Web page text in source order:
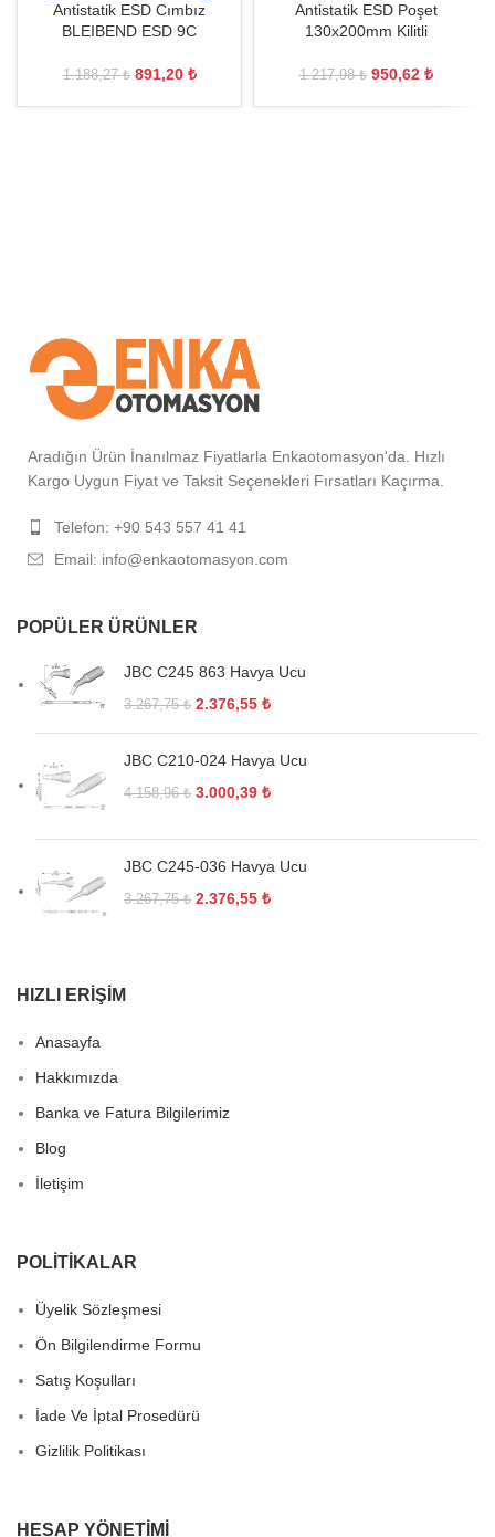
Antistatik ESD Cımbız
BLEIBEND ESD 9C
1.188,27₺ 891,20 ₺
Antistatik ESD Poşet
130x200mm Kilitli
1.217,98₺ 950,62 ₺
Aradığın Ürün İnanılmaz Fiyatlarla Enkaotomasyon'da. Hızlı
Kargo Uygun Fiyat ve Taksit Seçenekleri Fırsatları Kaçırma.
Telefon: +90 543 557 41 41
Email: info@enkaotomasyon.com
POPÜLER ÜRÜNLER
JBC C245 863 Havya Ucu
3.267,75₺ 2.376,55 ₺
JBC C210-024 Havya Ucu
4.158,96₺ 3.000,39 ₺
JBC C245-036 Havya Ucu
3.267,75₺ 2.376,55 ₺
HIZLI ERIŞIM
Anasayfa
Hakkımızda
Banka ve Fatura Bilgilerimiz
Blog
İletişim
POLITIKALAR
Üyelik Sözleşmesi
Ön Bilgilendirme Formu
Satış Koşulları
İade Ve İptal Prosedürü
Gizlilik Politikası
HESAP YÖNETIMI